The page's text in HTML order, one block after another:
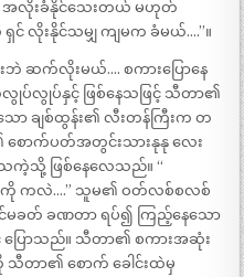
အလိုးခံနိုင်သေးတယ် မဟုတ်
င် လိုးနိုင်သမျှ ကျမက ခံမယ်….”။
ဆက်လိုးမယ်…. စကားပြောနေ
ပ်လွုပ်နှင့် ဖြစ်နေသဖြင့် သီတာ၏
ာ ချစ်ထွန်း၏ လီးတန်ကြီးက တ
ောက်ပတ်အတွင်းသားနုနု လေး
ကဲ့သို့ ဖြစ်နေလေသည်။ “
ကို ကလဲ….” သူမ၏ ဝတ်လစ်စလစ်
ခတ် ခဏတာ ရပ်၍ ကြည့်နေသော
ပြောသည်။ သီတာ၏ စကားအဆုံး
သီတာ၏ စောက် ခေါင်းထဲမှ